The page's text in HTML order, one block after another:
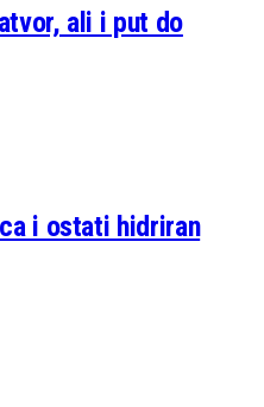
ali i put do
i ostati hidriran